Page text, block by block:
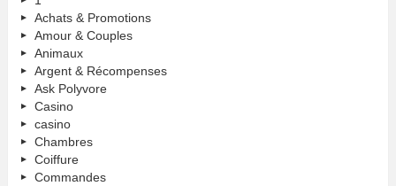
Achats & Promotions
Amour & Couples
Animaux
Argent & Récompenses
Ask Polyvore
Casino
casino
Chambres
Coiffure
Commandes